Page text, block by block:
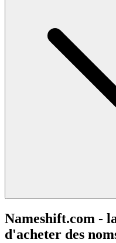
Nameshift.com -
d'acheter des